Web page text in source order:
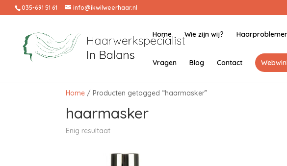
035-691 51 61 info@ikwilweerhaar.nl
Home Wie zijn wij?
Vragen Blog Contact
Home / Producten getagged “haarmasker”
haarmasker
Enig resultaat